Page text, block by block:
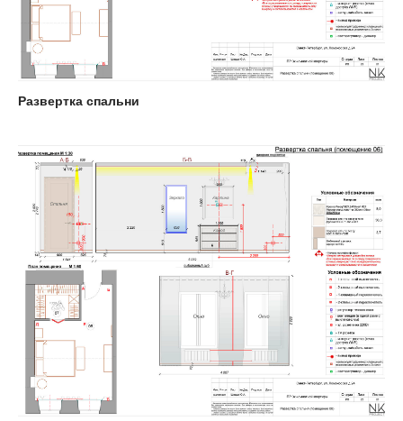
Развертка спальни